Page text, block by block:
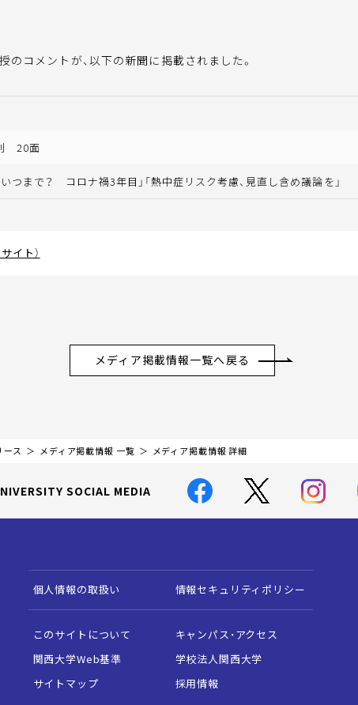
のコメントが、以下の新聞に掲載されました。
20面
つまで？ コロナ禍3年目」「熱中症リスク考慮、見直し含め議論を」
イト）
メディア掲載情報一覧へ戻る
ース メディア掲載情報 一覧 メディア掲載情報 詳細
SOCIAL MEDIA
個人情報の取扱い 情報セキュリティポリシー
このサイトについて
キャンパス・アクセス
関西大学Web基準
学校法人関西大学
サイトマップ
採用情報